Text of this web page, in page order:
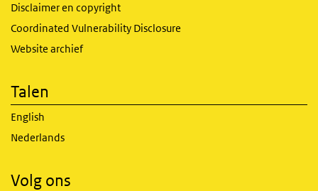
Disclaimer en copyright
Coordinated Vulnerability Disclosure
Website archief
Talen
English
Nederlands
Volg ons